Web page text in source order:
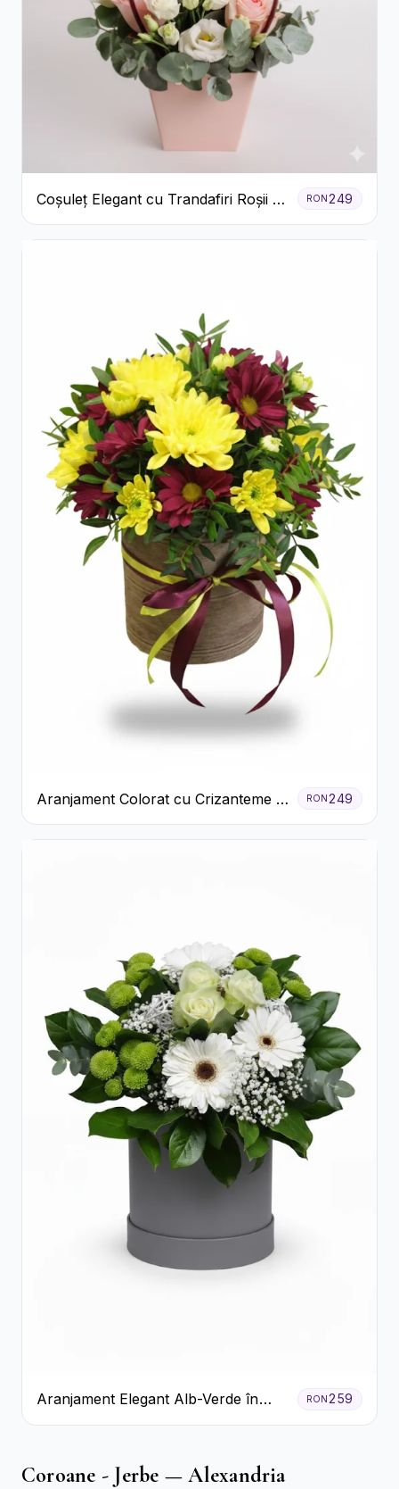
Coșuleț Elegant cu Trandafiri Roșii și
Lisianthus Alb
RON249
Aranjament Colorat cu Crizanteme în
Cutie Rustică
RON 249
Aranjament Elegant Alb-Verde în
Cutie Gri
RON259
Coroane - Jerbe — Alexandria